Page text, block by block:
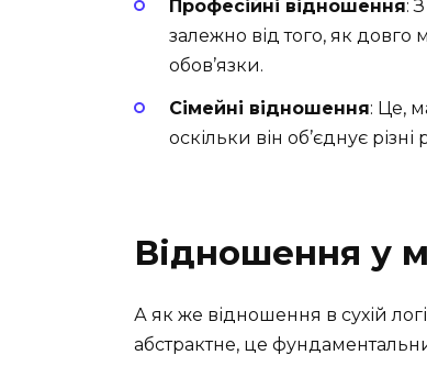
Професійні відношення:
залежно від того, як
обов’язки.
Сімейні відношення: Це,
оскільки він об’єднує різні
Відношення у
А як же відношення в сухій
абстрактне, це